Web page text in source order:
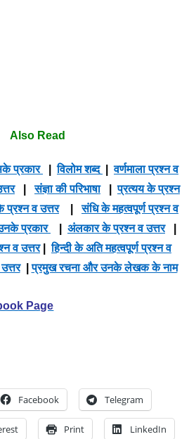
Also Read
प्रकार |विलोम शब्द |वर्णमाला प्रश्न व
|संज्ञा की परिभाषा|प्रत्यय के प्रश्न
प्रश्न व उत्तर|संधि के महत्वपूर्ण प्रश्न व
प्रकार अंलकार के प्रश्न व उत्तर|
व उत्तर|हिन्दी के अति महत्वपूर्ण प्रश्न व
|प्रमुख रचना और उनके लेखक के नाम
Page
Facebook Telegram
Print LinkedIn